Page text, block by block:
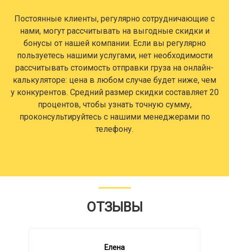
Постоянные клиенты, регулярно сотрудничающие с
нами, могут рассчитывать на выгодные скидки и
бонусы от нашей компании. Если вы регулярно
пользуетесь нашими услугами, нет необходимости
рассчитывать стоимость отправки груза на онлайн-
калькуляторе: цена в любом случае будет ниже, чем
у конкурентов. Средний размер скидки составляет 20
процентов, чтобы узнать точную сумму,
проконсультируйтесь с нашими менеджерами по
телефону.
ОТЗЫВЫ
Елена